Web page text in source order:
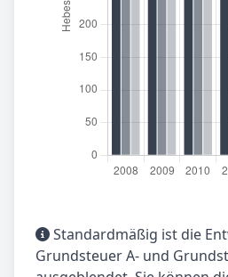
Standardmäßig ist die
Grundsteuer A- und